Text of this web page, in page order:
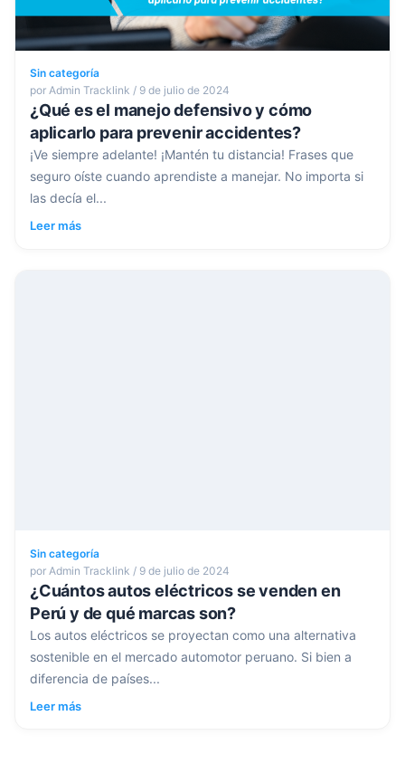
Sin categoría
por Admin Tracklink / 9 de julio de 2024
¿Qué es el manejo defensivo y cómo
aplicarlo para prevenir accidentes?
¡Ve siempre adelante! ¡Mantén tu distancia! Frases que
seguro oíste cuando aprendiste a manejar. No importa si
las decía el...
Leer más
Sin categoría
por Admin Tracklink / 9 de julio de 2024
¿Cuántos autos eléctricos se venden en
Perú y de qué marcas son?
Los autos eléctricos se proyectan como una alternativa
sostenible en el mercado automotor peruano. Si bien a
diferencia de países...
Leer más